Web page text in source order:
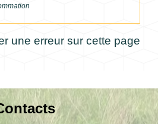
une erreur sur cette page